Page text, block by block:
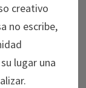
creativo
no escribe,
lugar una